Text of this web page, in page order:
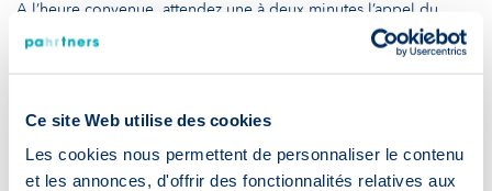
Ce site Web utilise des cookies
Les cookies nous permettent de personnaliser le contenu
et les annonces, d'offrir des fonctionnalités relatives aux
A l’heure convenue, attendez une à deux minutes l’appel du
recruteur. Si celui-ci ne se manifeste pas mais qu’il semble
connecté et disponible,
prenez l’initiative de lancer l’appel, il
vous répondra par messagerie s’il est en retard.
vous sur les prochaines étapes du processus de sélection.
N’hésitez pas à lui envoyer un bref message par email pour
confirmer votre motivation pour le poste suite à la discussion.